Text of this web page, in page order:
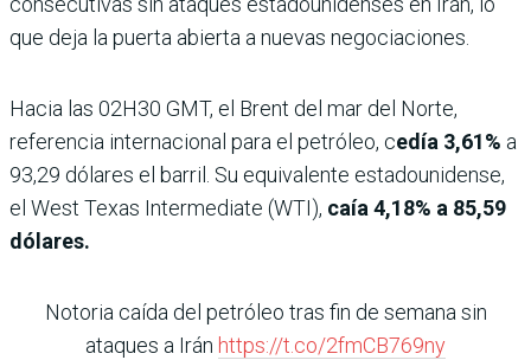
que deja la puerta abierta a nuevas negociaciones.
Hacia las 02H30 GMT, el Brent del mar del Norte,
referencia internacional para el petróleo, cedía 3,61% a
93,29 dólares el barril. Su equivalente estadounidense,
el West Texas Intermediate (WTI), caía 4,18% a 85,59
dólares.
Notoria caída del petróleo tras fin de semana sin
ataques a Irán https://t.co/2fmCB769ny